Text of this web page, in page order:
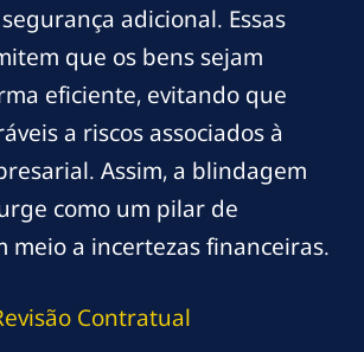
adicional. Essas
que os bens sejam
eficiente, evitando que
a riscos associados à
Assim, a blindagem
como um pilar de
meio a incertezas financeiras.
Contratual